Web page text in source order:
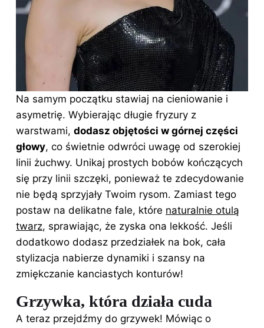
Na samym początku stawiaj na cieniowanie i
asymetrię. Wybierając długie fryzury z
warstwami, dodasz objętości w górnej części
głowy, co świetnie odwróci uwagę od szerokiej
linii żuchwy. Unikaj prostych bobów kończących
się przy linii szczęki, ponieważ te zdecydowanie
nie będą sprzyjały Twoim rysom. Zamiast tego
postaw na delikatne fale, które naturalnie otulą
twarz, sprawiając, że zyska ona lekkość. Jeśli
dodatkowo dodasz przedziałek na bok, cała
stylizacja nabierze dynamiki i szansy na
zmiękczanie kanciastych konturów!
Grzywka, która działa cuda
A teraz przejdźmy do grzywek! Mówiąc o